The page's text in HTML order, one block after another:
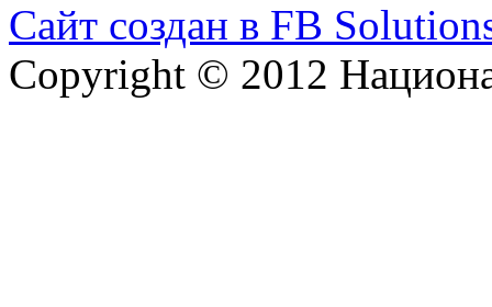
Сайт создан в FB
Copyright © 2012